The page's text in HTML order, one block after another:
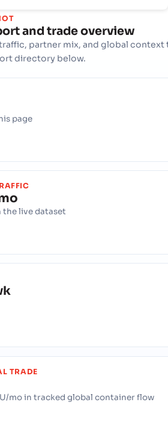
and trade overview
partner mix, and global context
directory below.
page
live dataset
TRADE
mo in tracked global container flow